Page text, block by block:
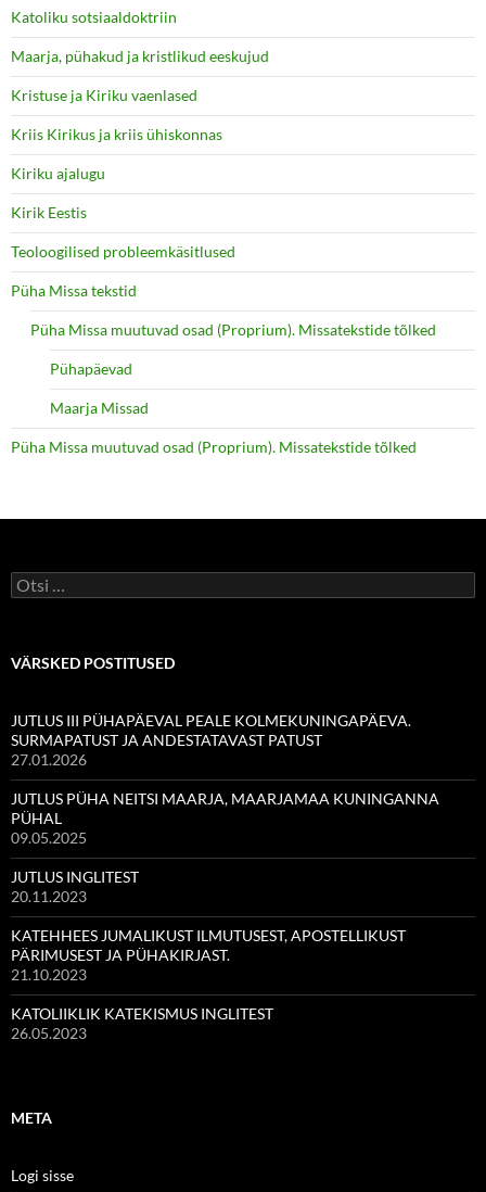
Katoliku sotsiaaldoktriin
Maarja, pühakud ja kristlikud eeskujud
Kristuse ja Kiriku vaenlased
Kriis Kirikus ja kriis ühiskonnas
Kiriku ajalugu
Kirik Eestis
Teoloogilised probleemkäsitlused
Püha Missa tekstid
Püha Missa muutuvad osad (Proprium). Missatekstide tõlked
Pühapäevad
Maarja Missad
Püha Missa muutuvad osad (Proprium). Missatekstide tõlked
Otsi:
VÄRSKED POSTITUSED
JUTLUS III PÜHAPÄEVAL PEALE KOLMEKUNINGAPÄEVA.
SURMAPATUST JA ANDESTATAVAST PATUST
27.01.2026
JUTLUS PÜHA NEITSI MAARJA, MAARJAMAA KUNINGANNA
PÜHAL
09.05.2025
JUTLUS INGLITEST
20.11.2023
KATEHHEES JUMALIKUST ILMUTUSEST, APOSTELLIKUST
PÄRIMUSEST JA PÜHAKIRJAST.
21.10.2023
KATOLIIKLIK KATEKISMUS INGLITEST
26.05.2023
META
Logi sisse